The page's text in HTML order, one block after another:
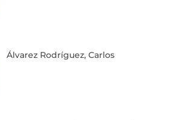
Álvarez Rodríguez, Carlos